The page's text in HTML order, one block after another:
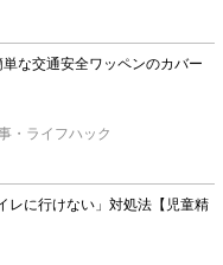
な交通安全ワッペンのカバー
・ライフハック
レに行けない」対処法【児童精